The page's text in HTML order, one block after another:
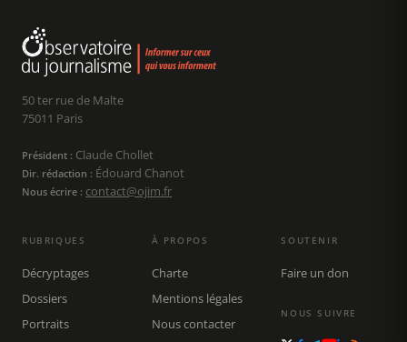
50 ter rue de Malte
75011 Paris
Président : Claude Chollet
Dir. rédaction : Édouard Chanot
Nous écrire : contact@ojim.fr
RUBRIQUES
Décryptages
Dossiers
Portraits
À PROPOS
Charte
Mentions légales
Nous contacter
SOUTENIR
Faire un don
NOUS SUIVRE